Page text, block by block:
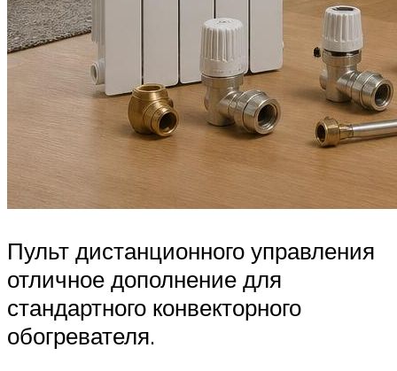
Пульт дистанционного управления
отличное дополнение для
стандартного конвекторного
обогревателя.